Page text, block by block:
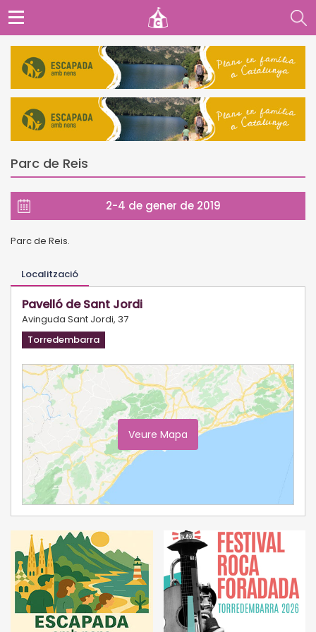
Parc de Reis
2-4 de gener de 2019
Parc de Reis.
Localització
Pavelló de Sant Jordi
Avinguda Sant Jordi, 37
Torredembarra
Veure Mapa